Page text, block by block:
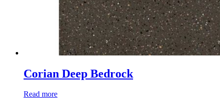
Corian Deep Bedrock
Read more